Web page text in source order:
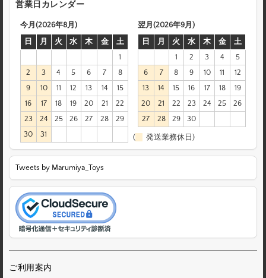
営業日カレンダー
今月(2026年8月)
日
月 火 水 木 金
土
1
2
3 4 5 6 7
8
9
10 11 12 13 14
15
16
17 18 19 20 21
22
23
24 25 26 27 28
29
30
31
翌月(2026年9月)
日
月 火 水 木 金
土
1
2 3 4
5
6
7 8 9 10 11
12
13
14 15 16 17 18
19
20
21 22 23 24 25
26
27
28 29 30
( 発送業務休日)
Tweets by Marumiya_Toys
ご利用案内